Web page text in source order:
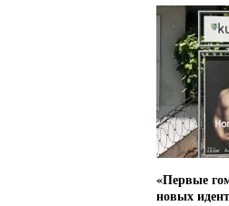
«Первые
новых